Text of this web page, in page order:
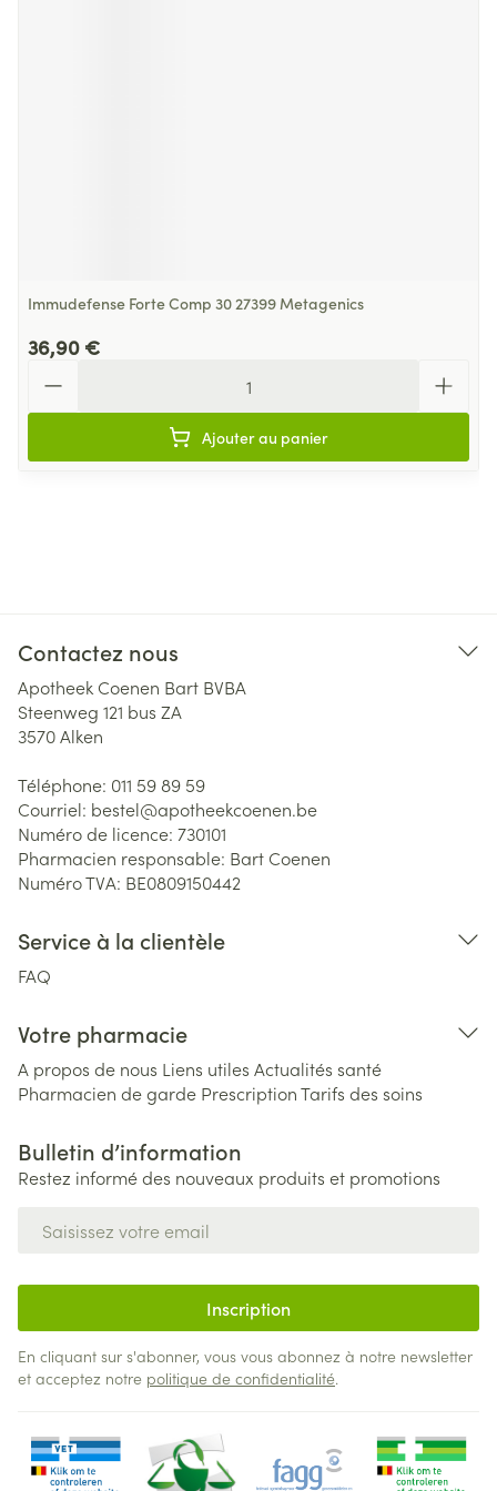
Immudefense Forte Comp 30 27399 Metagenics
36,90 €
Ajouter au panier
Contactez nous
Apotheek Coenen Bart BVBA
Steenweg 121 bus ZA
3570Alken
Téléphone: 011 59 89 59
Courriel: bestel@apotheekcoenen.be
Numéro de licence: 730101
Pharmacien responsable: Bart Coenen
Numéro TVA: BE0809150442
Service à la clientèle
FAQ
Votre pharmacie
A propos de nous Liens utiles Actualités santé
Pharmacien de garde PrescriptionTarifs des soins
Bulletin d’information
Restez informé des nouveaux produits et promotions
Inscription
En cliquant sur s'abonner, vous vous abonnez à notre newsletter
et acceptez notre politique de confidentialité.